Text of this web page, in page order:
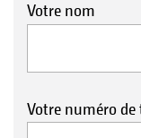
Votre nom
Votre numéro de